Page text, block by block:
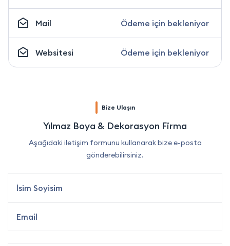
Mail Ödeme için bekleniyor
Websitesi Ödeme için bekleniyor
Bize Ulaşın
Yılmaz Boya & Dekorasyon Firma
Aşağıdaki iletişim formunu kullanarak bize e-posta
gönderebilirsiniz.